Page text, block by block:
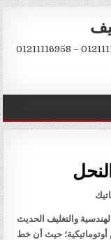
والتغليف الحديث
أوتوماتيكية؛ حيث أن خط